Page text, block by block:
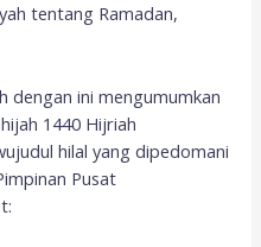
tentang Ramadan,
dengan ini mengumumkan
1440 Hijriah
hilal yang dipedomani
Pusat